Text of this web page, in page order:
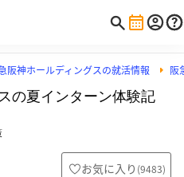
阪神ホールディングスの就活情報 阪
の夏インターン体験記
お気に入り (9483)